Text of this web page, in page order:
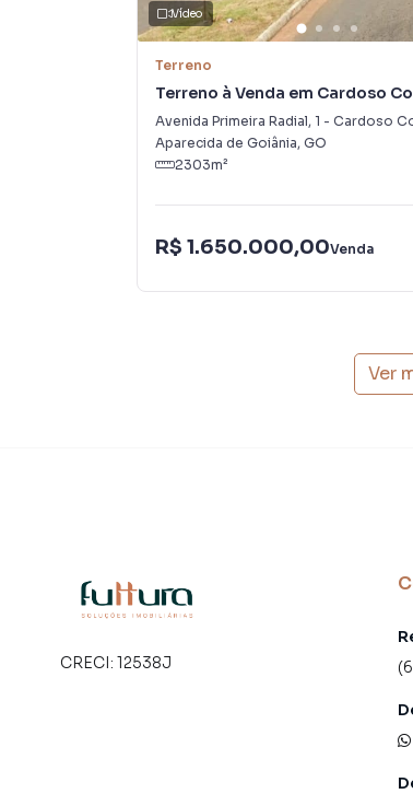
Vídeo
Terreno
Terreno à Venda em Cardoso
Avenida Primeira Radial, 1 - Cardoso
Aparecida de Goiânia, GO
2303m²
R$ 1.650.000,00Venda
Ver
CRECI: 12538J